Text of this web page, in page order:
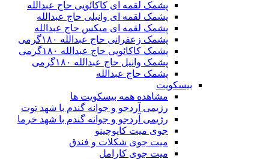
پشمک لقمه ای کاکائویی حاج عبدالله
پشمک لقمه ای وانیلی حاج عبدالله
پشمک لقمه ای میکس حاج عبدالله
پشمک زعفرانی حاج عبدالله ۱۸۰گرمی
پشمک کاکائویی حاج عبدالله ۱۸۰گرمی
پشمک وانیل حاج عبدالله ۱۸۰گرمی
پشمک حاج عبدالله
بیسکویت
مشاهده همه بیسکویت ها
رژیمی آردجو و جوانه گندم با شهد توت
رژیمی آردجو و جوانه گندم با شهد خرما
جوی میت کاپوچینو
میت جوی شکلات و فندق
میت جوی کارامل